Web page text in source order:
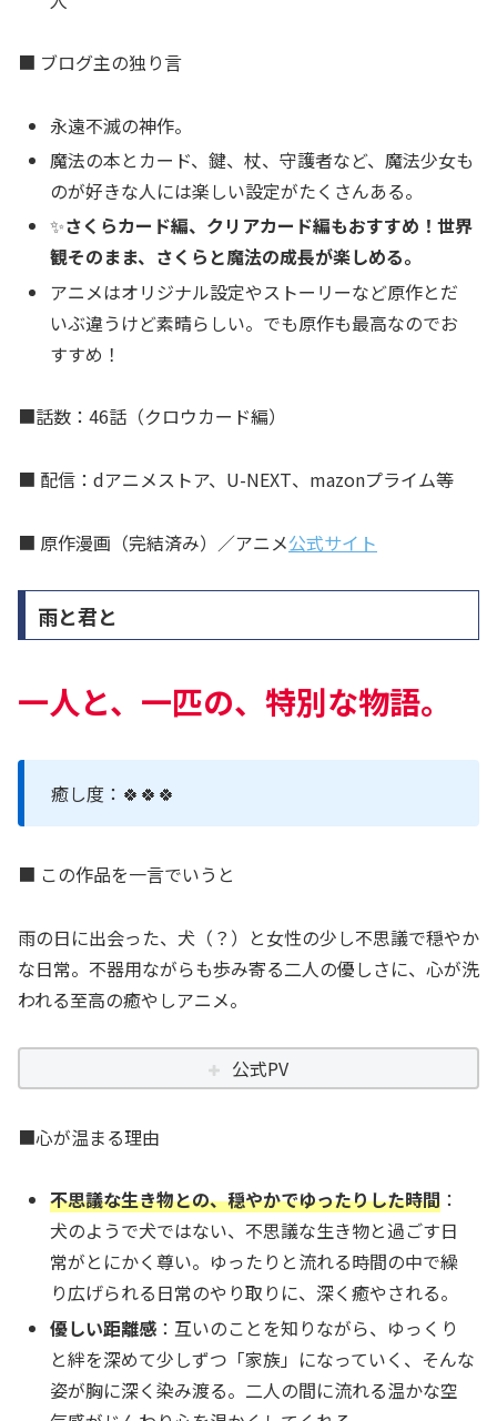
■ ブログ主の独り言
永遠不滅の神作。
魔法の本とカード、鍵、杖、守護者など、魔法少女も
のが好きな人には楽しい設定がたくさんある。
✨さくらカード編、クリアカード編もおすすめ！世界
観そのまま、さくらと魔法の成長が楽しめる。
アニメはオリジナル設定やストーリーなど原作とだ
いぶ違うけど素晴らしい。でも原作も最高なのでお
すすめ！
■話数：46話（クロウカード編）
■ 配信：dアニメストア、U-NEXT、mazonプライム等
■ 原作漫画（完結済み）／アニメ公式サイト
雨と君と
一人と、一匹の、特別な物語。
癒し度：🍀🍀🍀
■ この作品を一言でいうと
雨の日に出会った、犬（？）と女性の少し不思議で穏やか
な日常。不器用ながらも歩み寄る二人の優しさに、心が洗
われる至高の癒やしアニメ。
公式PV
■心が温まる理由
不思議な生き物との、穏やかでゆったりした時間 ：
犬のようで犬ではない、不思議な生き物と過ごす日
常がとにかく尊い。ゆったりと流れる時間の中で繰
り広げられる日常のやり取りに、深く癒やされる。
優しい距離感 ：互いのことを知りながら、ゆっくり
と絆を深めて少しずつ「家族」になっていく、そんな
姿が胸に深く染み渡る。二人の間に流れる温かな空